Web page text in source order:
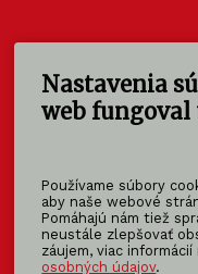
Nastavenia
web fungoval
Používame súbory
aby naše webové
Pomáhajú nám tiež
neustále zlepšovať
záujem, viac
osobných údajov.
949